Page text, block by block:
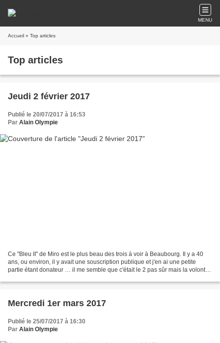
MENU
Accueil » Top articles
Top articles
Jeudi 2 février 2017
Publié le 20/07/2017 à 16:53
Par Alain Olympie
Ce "Bleu II" de Miro est le plus beau des trois à voir à Beaubourg. Il y a 40
ans, ou environ, il y avait une souscription publique et j'en ai une petite
partie étant donateur … il me semble que c'était le 2 pas sûr mais la volonté
Mercredi 1er mars 2017
Publié le 25/07/2017 à 16:30
Par Alain Olympie